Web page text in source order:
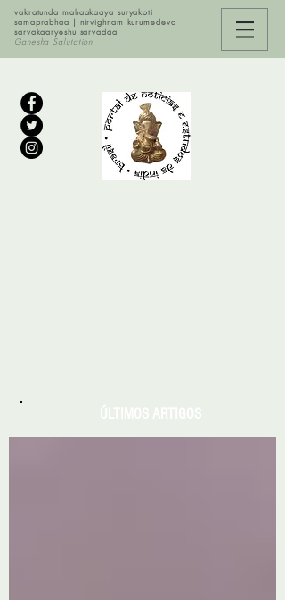
vakratunda mahaakaaya suryakoti
samaprabhaa | nirvighnam kurumedeva
sarvakaaryeshu sarvadaa
Ganesha Salutation